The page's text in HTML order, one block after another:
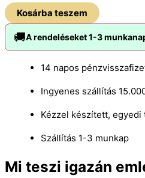
Kosárba teszem
🚚A rendeléseket 1-3
14 napos
Ingyenes szállítás
Kézzel készített, egyedi
Szállítás 1-3 munkap
Mi teszi igazán